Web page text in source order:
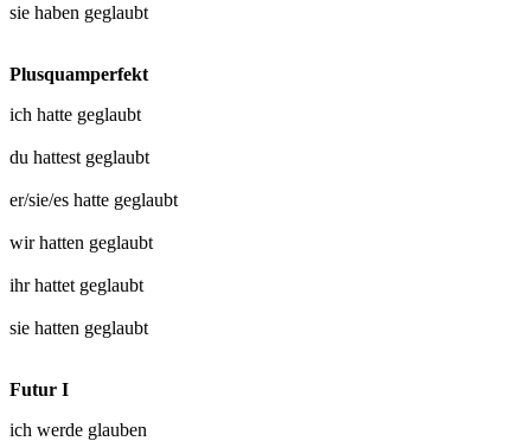
sie haben geglaubt
Plusquamperfekt
ich hatte geglaubt
du hattest geglaubt
er/sie/es hatte geglaubt
wir hatten geglaubt
ihr hattet geglaubt
sie hatten geglaubt
Futur I
ich werde glauben